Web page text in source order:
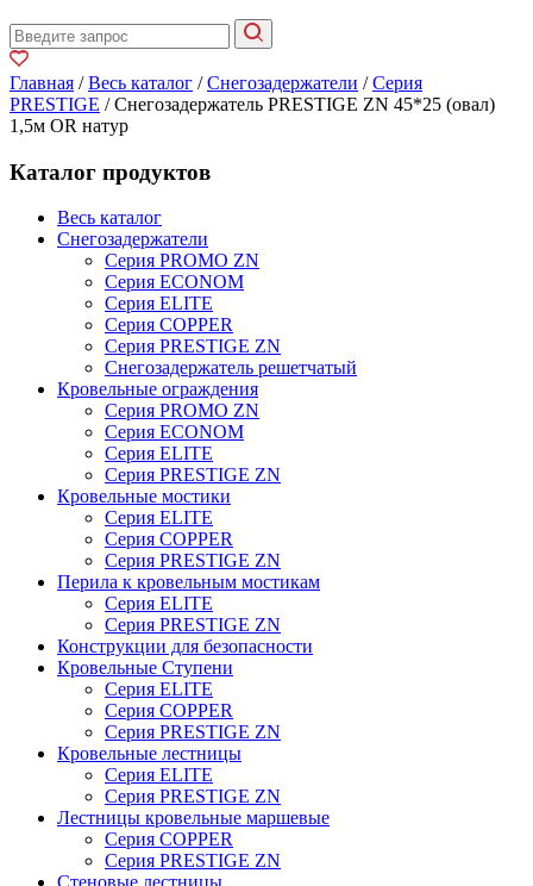
Главная /Весь каталог /Снегозадержатели /Серия
PRESTIGE / Снегозадержатель PRESTIGE ZN 45*25 (овал)
1,5м OR натур
Каталог продуктов
Весь каталог
Снегозадержатели
Серия PROMO ZN
Серия ECONOM
Серия ELITE
Серия COPPER
Серия PRESTIGE ZN
Снегозадержатель решетчатый
Кровельные ограждения
Серия PROMO ZN
Серия ECONOM
Серия ELITE
Серия PRESTIGE ZN
Кровельные мостики
Серия ELITE
Серия COPPER
Серия PRESTIGE ZN
Перила к кровельным мостикам
Серия ELITE
Серия PRESTIGE ZN
Конструкции для безопасности
Кровельные Ступени
Серия ELITE
Серия COPPER
Серия PRESTIGE ZN
Кровельные лестницы
Серия ELITE
Серия PRESTIGE ZN
Лестницы кровельные маршевые
Серия COPPER
Серия PRESTIGE ZN